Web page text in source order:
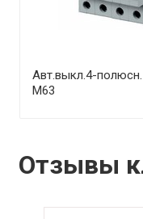
Авт.выкл.4-
M63
Отзывы